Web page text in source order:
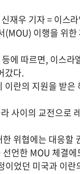
재우 기자 = 이스
이행을 위
에 따르면, 이스라
갔다.
란의 지원을 받
사이의 교전으로
위협에는 대응할
언한 MOU 체결
었던 미국과 이